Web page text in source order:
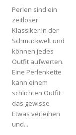
Perlen sind ein
zeitloser
Klassiker in der
Schmuckwelt und
können jedes
Outfit aufwerten.
Eine Perlenkette
kann einem
schlichten Outfit
das gewisse
Etwas verleihen
und...